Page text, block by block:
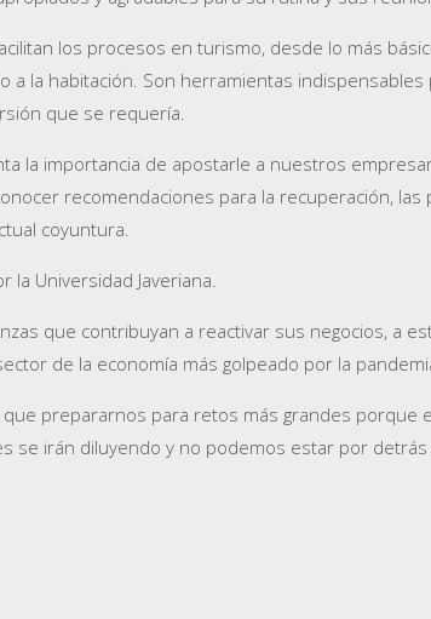
los procesos en turismo, desde lo más
la habitación. Son herramientas
que se requería.
importancia de apostarle a nuestros
recomendaciones para la recuperación,
coyuntura.
Universidad Javeriana.
que contribuyan a reactivar sus negocios, a
de la economía más golpeado por la
prepararnos para retos más grandes porque
irán diluyendo y no podemos estar por